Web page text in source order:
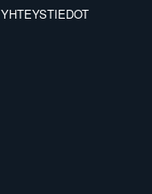
YHTEYSTIEDOT